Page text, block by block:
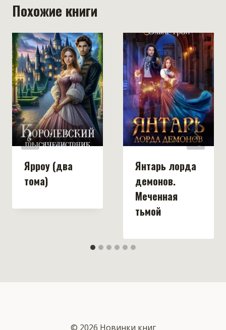
Похожие книги
Ярроу (два
тома)
Янтарь лорда
демонов.
Меченная
тьмой
© 2026 Новинки книг